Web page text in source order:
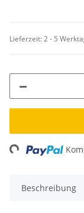
Lieferzeit:2 - 5
Beschreibung